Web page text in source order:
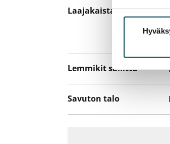
Laajakaista
Lemmikit sallittu
Savuton talo